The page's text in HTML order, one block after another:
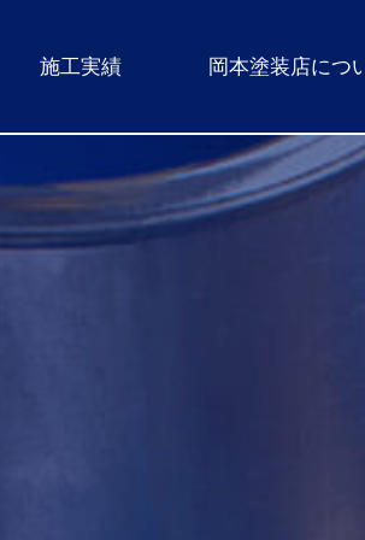
施工実績 岡本塗装店につ